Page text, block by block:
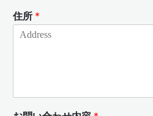
住所 *